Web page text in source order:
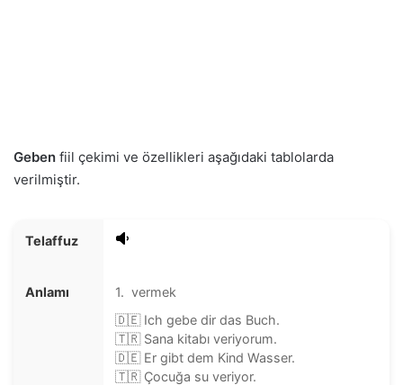
Geben fiil çekimi ve özellikleri aşağıdaki tablolarda
verilmiştir.
Telaffuz
Anlamı
1. vermek
🇩🇪 Ich gebe dir das Buch.
🇹🇷 Sana kitabı veriyorum.
🇩🇪 Er gibt dem Kind Wasser.
🇹🇷 Çocuğa su veriyor.